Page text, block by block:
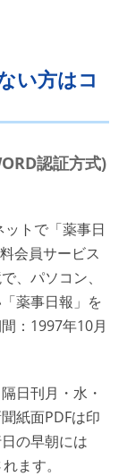
い方はコ
認証方式)
トで「薬事日
会員サービス
、パソコン、
薬事日報」を
：1997年10月
日刊月・水・
紙面PDFは印
の早朝には
ます。